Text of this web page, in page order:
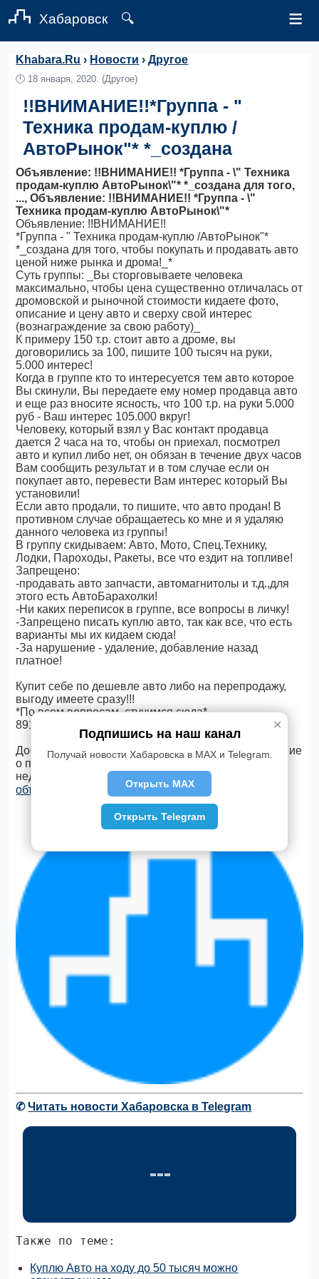
Хабаровск 🔍 ≡
Khabara.Ru › Новости ›Другое
🕛 18 января, 2020. (Другое)
!!ВНИМАНИЕ!!*Группа - "
Техника продам-куплю /
АвтоРынок"* *_создана
Объявление: !!ВНИМАНИЕ!! *Группа - \" Техника
продам-куплю АвтоРынок\"* *_создана для того,
..., Объявление: !!ВНИМАНИЕ!! *Группа - \"
Техника продам-куплю АвтоРынок\"*
Объявление: !!ВНИМАНИЕ!!
*Группа - " Техника продам-куплю /АвтоРынок"*
*_создана для того, чтобы покупать и продавать авто
ценой ниже рынка и дрома!_*
Суть группы: _Вы сторговываете человека
максимально, чтобы цена существенно отличалась от
дромовской и рыночной стоимости кидаете фото,
описание и цену авто и сверху свой интерес
(вознаграждение за свою работу)_
К примеру 150 т.р. стоит авто а дроме, вы
договорились за 100, пишите 100 тысяч на руки,
5.000 интерес!
Когда в группе кто то интересуется тем авто которое
Вы скинули, Вы передаете ему номер продавца авто
и еще раз вносите ясность, что 100 т.р. на руки 5.000
руб - Ваш интерес 105.000 вкруг!
Человеку, который взял у Вас контакт продавца
дается 2 часа на то, чтобы он приехал, посмотрел
авто и купил либо нет, он обязан в течение двух часов
Вам сообщить результат и в том случае если он
покупает авто, перевести Вам интерес который Вы
установили!
Если авто продали, то пишите, что авто продан! В
противном случае обращаетесь ко мне и я удаляю
данного человека из группы!
В группу скидываем: Авто, Мото, Спец.Технику,
Лодки, Пароходы, Ракеты, все что ездит на топливе!
Запрещено:
-продавать авто запчасти, автомагнитолы и т.д.,для
этого есть АвтоБарахолки!
-Ни каких переписок в группе, все вопросы в личку!
-Запрещено писать куплю авто, так как все, что есть
варианты мы их кидаем сюда!
-За нарушение - удаление, добавление назад
платное!
Купит себе по дешевле авто либо на перепродажу,
выгоду имеете сразу!!!
*По всем вопросам, стучимся сюда*
89142117666
Доска объявлений в Хабаровске - подать объявление
о продаже товаров, услуг, квартир и другой
недвижимости, бесплатно. Просто
отправь
объявление через ✆ Telegram
✆Читать новости Хабаровска в Telegram
Также по теме:
Куплю Авто на ходу до 50 тысяч можно
✕
Подпишись на наш канал
Получай новости Хабаровска в MAX и Telegram.
Открыть MAX
Открыть Telegram